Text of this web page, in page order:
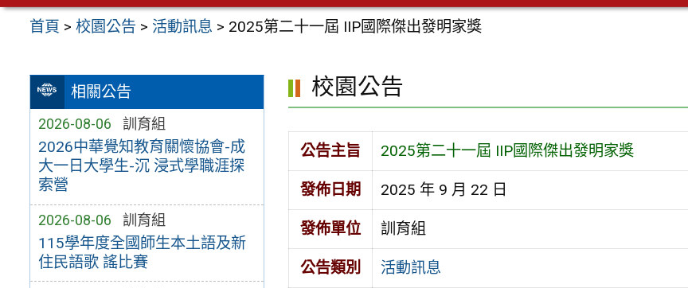
首頁 >校園公告 > 活動訊息 > 2025第二十一屆 IIP國際傑出發明家獎
相關公告
2026-08-06 訓育組
2026中華覺知教育關懷協會-成
大一日大學生-沉 浸式學職涯探
索營
2026-08-06 訓育組
115學年度全國師生本土語及新
住民語歌 謠比賽
校園公告
公告主旨 2025第二十一屆 IIP國際傑出發明家獎
發佈日期 2025 年 9 月 22 日
發佈單位 訓育組
公告類別 活動訊息